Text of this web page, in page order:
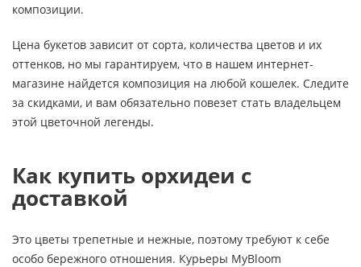
композиции.
Цена букетов зависит от сорта, количества цветов и их
оттенков, но мы гарантируем, что в нашем интернет-
магазине найдется композиция на любой кошелек. Следите
за скидками, и вам обязательно повезет стать владельцем
этой цветочной легенды.
Как купить орхидеи с
доставкой
Это цветы трепетные и нежные, поэтому требуют к себе
особо бережного отношения. Курьеры MyBloom